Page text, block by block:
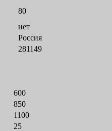
80
нет
Россия
281149
600
850
1100
25